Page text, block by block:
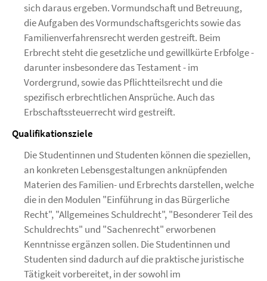
sich daraus ergeben. Vormundschaft und Betreuung,
die Aufgaben des Vormundschaftsgerichts sowie das
Familienverfahrensrecht werden gestreift. Beim
Erbrecht steht die gesetzliche und gewillkürte Erbfolge -
darunter insbesondere das Testament - im
Vordergrund, sowie das Pflichtteilsrecht und die
spezifisch erbrechtlichen Ansprüche. Auch das
Erbschaftssteuerrecht wird gestreift.
Qualifikationsziele
Die Studentinnen und Studenten können die speziellen,
an konkreten Lebensgestaltungen anknüpfenden
Materien des Familien- und Erbrechts darstellen, welche
die in den Modulen "Einführung in das Bürgerliche
Recht", "Allgemeines Schuldrecht", "Besonderer Teil des
Schuldrechts" und "Sachenrecht" erworbenen
Kenntnisse ergänzen sollen. Die Studentinnen und
Studenten sind dadurch auf die praktische juristische
Tätigkeit vorbereitet, in der sowohl im